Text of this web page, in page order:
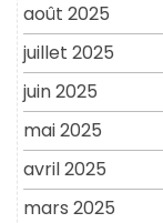
août 2025
juillet 2025
juin 2025
mai 2025
avril 2025
mars 2025